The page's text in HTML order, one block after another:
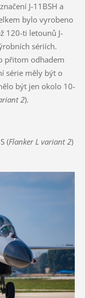
J-11BSH a
bylo vyrobeno
120-ti letounů J-
sériích.
přitom odhadem
série měly být o
být jen okolo 10-
2).
(Flanker L variant 2)